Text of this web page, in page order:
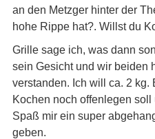
an den Metzger hinter der
hohe Rippe hat?. Willst du
Grille sage ich, was dann
sein Gesicht und wir beiden
verstanden. Ich will ca. 2 kg.
Kochen noch offenlegen soll
Spaß mir ein super
geben.